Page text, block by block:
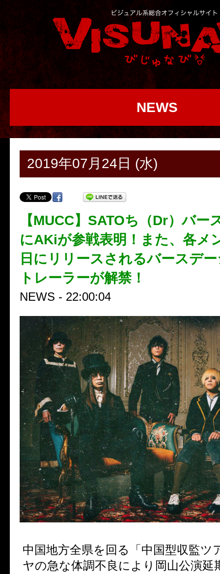
NEWS
2019年07月24日 (水)
【MUCC】SATOち（Dr）バー
にAKiが参戦表明！また、各メ
日にリリースされるバースデ
トレーラーが解禁！
NEWS - 22:00:04
中国地方全県を回る「中国型収監ツ
ヤの急な体調不良により岡山公演延